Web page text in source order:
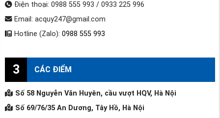
Điện thoại: 0988 555 993 / 0933 225 996
Email: acquy247@gmail.com
Hotline (Zalo): 0988 555 993
3 CÁC ĐIỂM
Số 58 Nguyễn Văn Huyên, cầu vượt HQV, Hà Nội
Số 69/76/35 An Dương, Tây Hồ, Hà Nội